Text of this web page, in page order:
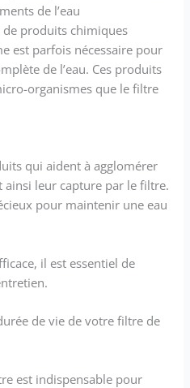
de l’eau
de produits chimiques
est parfois nécessaire pour
de l’eau. Ces produits
organismes que le filtre
qui aident à agglomérer
ainsi leur capture par le filtre.
pour maintenir une eau
il est essentiel de
de vie de votre filtre de
est indispensable pour